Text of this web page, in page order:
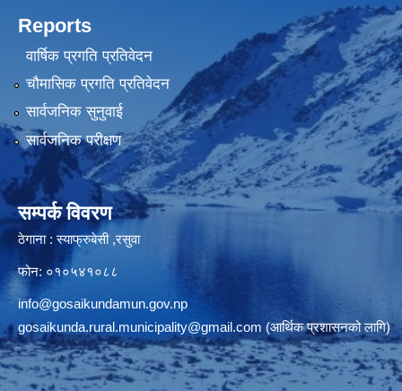
Reports
वार्षिक प्रगति प्रतिवेदन
चौमासिक प्रगति प्रतिवेदन
सार्वजनिक सुनुवाई
सार्वजनिक परीक्षण
सम्पर्क विवरण
ठेगाना : स्याफ्रुबेसी ,रसुवा
फोन: ०१०५४१०८८
info@gosaikundamun.gov.np
gosaikunda.rural.municipality@gmail.com (आर्थिक प्रशासनको लागि)